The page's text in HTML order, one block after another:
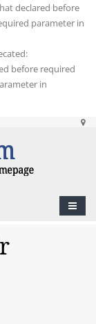
declared before
parameter in
before required
in